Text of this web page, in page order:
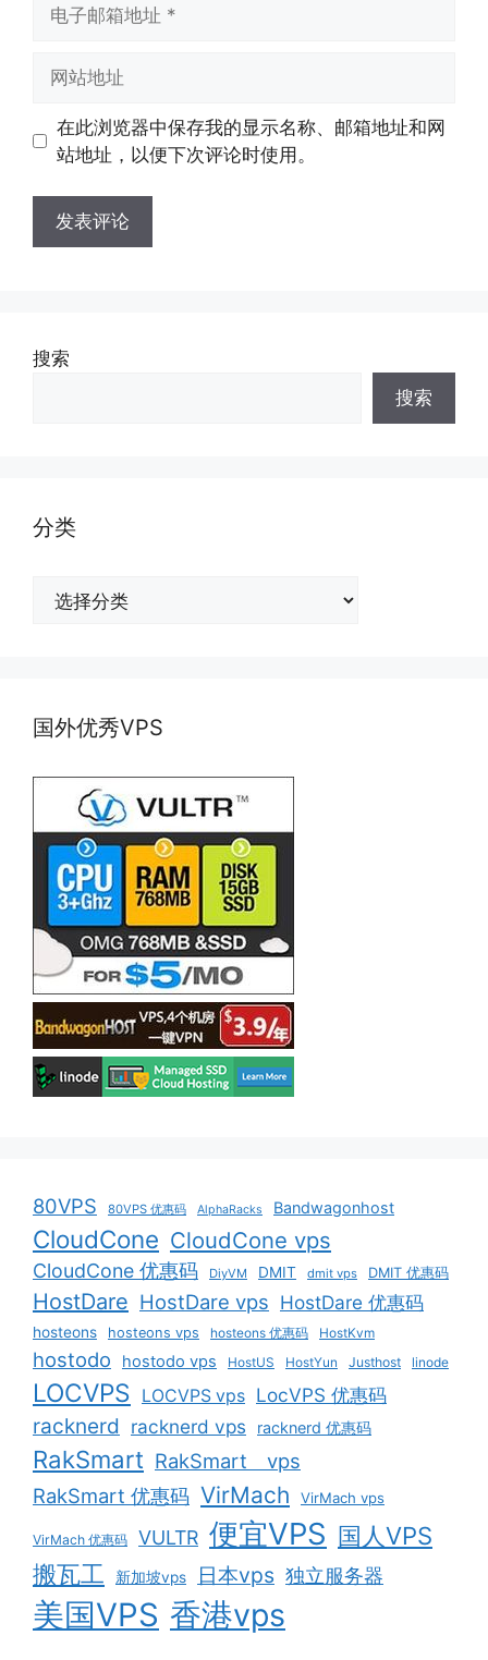
址
址
在此浏览器中保存我的显示名称、邮箱地址和网
站地址，以便下次评论时使用。
搜索
搜索
分类
国外优秀VPS
80VPS 80VPS 优惠码 AlphaRacks Bandwagonhost
CloudCone CloudCone vps
CloudCone 优惠码 DiyVM DMIT dmit vps DMIT 优惠码
HostDare HostDare vps HostDare 优惠码
hosteons hosteons vps hosteons 优惠码 HostKvm
hostodo hostodo vps HostUS HostYun Justhost linode
LOCVPS LOCVPS vps LocVPS 优惠码
racknerd racknerd vps racknerd 优惠码
RakSmart RakSmart vps
RakSmart 优惠码 VirMach VirMach vps
VirMach 优惠码 VULTR 便宜VPS 国人VPS
搬瓦工
新加坡vps 日本vps 独立服务器
美国VPS 香港vps